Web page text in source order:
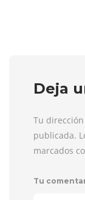
Deja
Tu
publicada.
marcados
Tu